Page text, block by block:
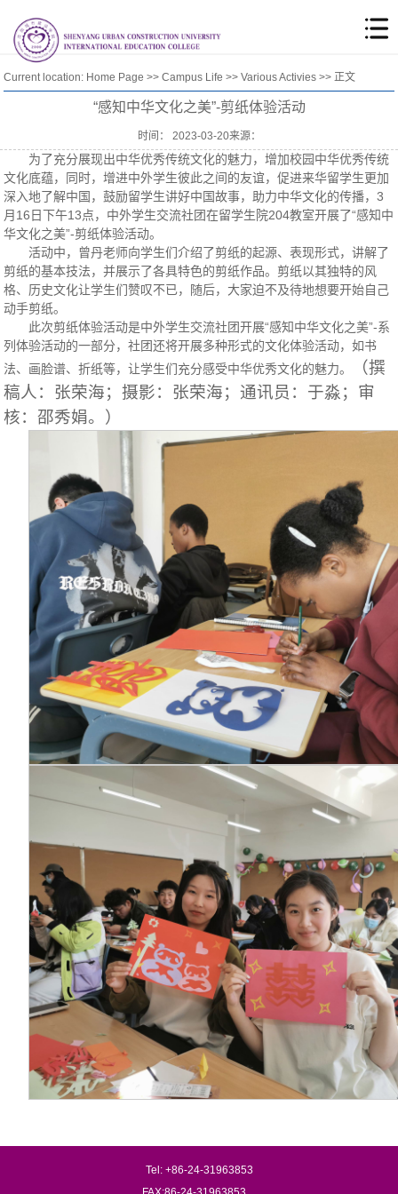
Current location: Home Page >>Campus Life >>Various Activies >> 正文
“感知中华文化之美”-剪纸体验活动
时间： 2023-03-20来源：
为了充分展现出中华优秀传统文化的魅力，增加校园中华优秀传统
文化底蕴，同时，增进中外学生彼此之间的友谊，促进来华留学生更加
深入地了解中国，鼓励留学生讲好中国故事，助力中华文化的传播，3
月16日下午13点，中外学生交流社团在留学生院204教室开展了“感知中
华文化之美”-剪纸体验活动。
活动中，曾丹老师向学生们介绍了剪纸的起源、表现形式，讲解了
剪纸的基本技法，并展示了各具特色的剪纸作品。剪纸以其独特的风
格、历史文化让学生们赞叹不已，随后，大家迫不及待地想要开始自己
动手剪纸。
此次剪纸体验活动是中外学生交流社团开展“感知中华文化之美”-系
列体验活动的一部分，社团还将开展多种形式的文化体验活动，如书
法、画脸谱、折纸等，让学生们充分感受中华优秀文化的魅力。
（撰
稿人：张荣海；摄影：张荣海；通讯员：于淼；审
核：邵秀娟。）
Tel: +86-24-31963853